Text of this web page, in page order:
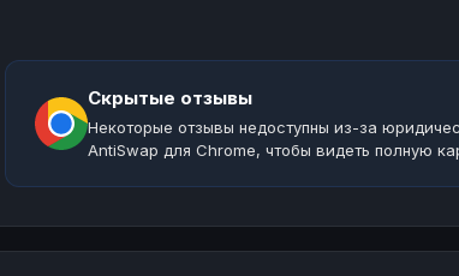
Скрытые отзывы
Некоторые отзывы недоступны из-за
AntiSwap для Chrome, чтобы видеть полную